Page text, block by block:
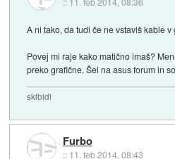
A ni tako, da tudi če ne vstaviš kable
Povej mi raje kako matično imaš?
preko grafične. Šel na asus forum in
skibidi
Furbo
:: 11. feb 2014, 08:43